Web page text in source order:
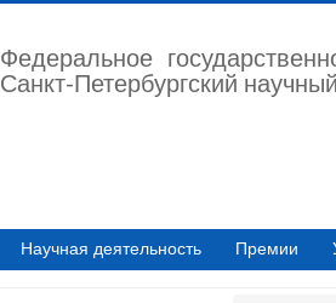
Федеральное
Санкт-Петербургский
Научная деятельность Премии